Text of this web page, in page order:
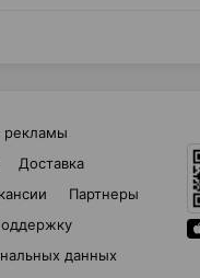
рекламы
Доставка
Партнеры
данных